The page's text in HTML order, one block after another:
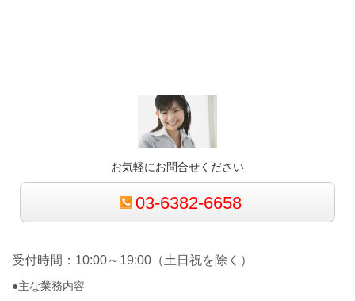
お気軽にお問合せください
03-6382-6658
受付時間：10:00～19:00（土日祝を除く）
●主な業務内容